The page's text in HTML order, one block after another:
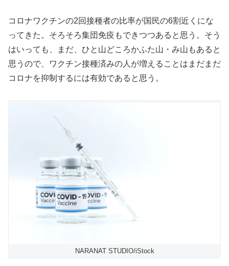
コロナワクチンの2回接種者の比率が国民の6割近くにな
ってきた。そろそろ集団免疫もできつつあると思う。そう
はいっても、まだ、ひと山どころかふた山・み山もあると
思うので、ワクチン接種済みの人が増えることはまだまだ
コロナを抑制するには有効であると思う。
NARANAT STUDIO/iStock